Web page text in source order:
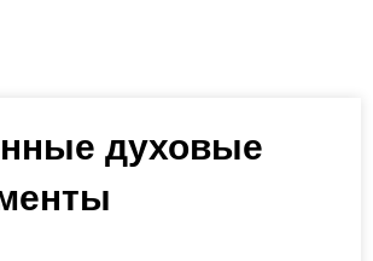
духовые